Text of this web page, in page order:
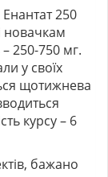
250
новачкам
250-750 мг.
у своїх
щотижнева
курсу – 6
бажано